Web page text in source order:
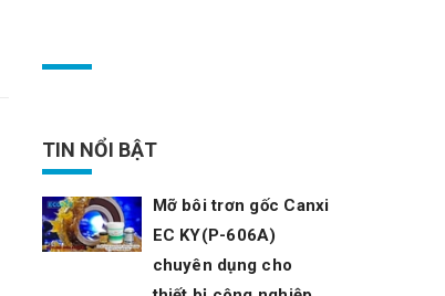
TIN NỔI BẬT
Mỡ bôi trơn gốc Canxi
EC KY(P-606A)
chuyên dụng cho